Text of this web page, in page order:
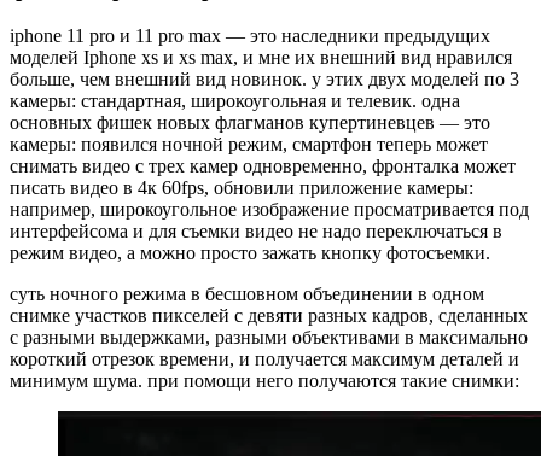
iphone 11 pro и 11 pro max — это наследники предыдущих
моделей Iphone xs и xs max, и мне их внешний вид нравился
больше, чем внешний вид новинок. у этих двух моделей по 3
камеры: стандартная, широкоугольная и телевик. одна
основных фишек новых флагманов купертиневцев — это
камеры: появился ночной режим, смартфон теперь может
снимать видео с трех камер одновременно, фронталка может
писать видео в 4к 60fps, обновили приложение камеры:
например, широкоугольное изображение просматривается под
интерфейсома и для съемки видео не надо переключаться в
режим видео, а можно просто зажать кнопку фотосъемки.
суть ночного режима в бесшовном объединении в одном
снимке участков пикселей с девяти разных кадров, сделанных
с разными выдержками, разными объективами в максимально
короткий отрезок времени, и получается максимум деталей и
минимум шума. при помощи него получаются такие снимки: